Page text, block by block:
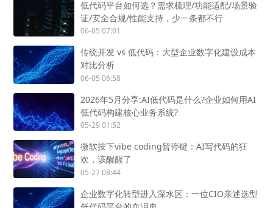
低代码平台如何选？需求梳理/功能适配/场景验
证/安全合规/性能支持，少一条都不行
06-05 07:01
传统开发 vs 低代码：大型企业数字化建设成本
对比分析
06-05 06:58
2026年5月分享:AI低代码是什么?企业如何用AI
低代码构建核心业务系统?
05-29 01:52
微软按下vibe coding暂停键：AI写代码的狂
欢，该醒醒了
05-27 08:44
企业数字化转型进入深水区：一位CIO亲述选型